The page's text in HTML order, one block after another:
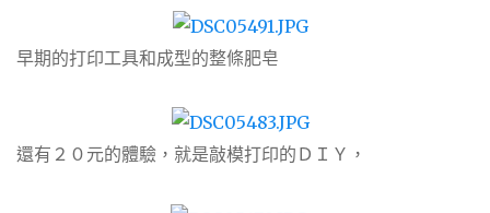
早期的打印工具和成型的整條肥皂
還有２０元的體驗，就是敲模打印的ＤＩＹ，